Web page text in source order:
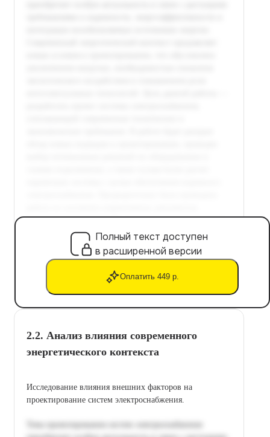
Полный текст доступен
в расширенной версии
Оплатить 449 р.
2.2. Анализ влияния современного
энергетического контекста
Исследование влияния внешних факторов на
проектирование систем электроснабжения.